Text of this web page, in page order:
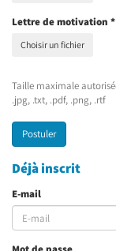
Lettre de motivation *
Choisir un fichier
Taille maximale
.jpg, .txt, .pdf, .png, .rtf
Postuler
Déjà inscrit
E-mail